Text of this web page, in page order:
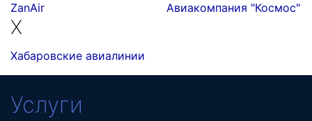
ZanAir Авиакомпания "Космос"
Х
Хабаровские авиалинии
Услуги